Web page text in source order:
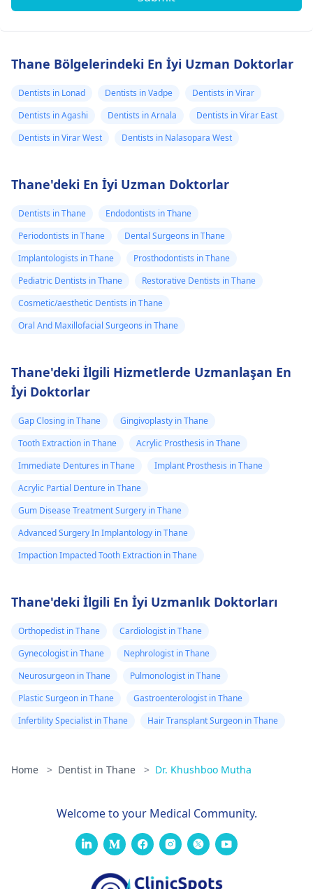
Thane Bölgelerindeki En İyi Uzman Doktorlar
Dentists in Lonad Dentists in Vadpe
Dentists in Virar
Dentists in Agashi
Dentists in Arnala
Dentists in Virar East
Dentists in Virar West
Dentists in Nalasopara West
Thane'deki En İyi Uzman Doktorlar
Dentists in Thane
Endodontists in Thane
Periodontists in Thane
Dental Surgeons in Thane
Implantologists in Thane
Prosthodontists in Thane
Pediatric Dentists in Thane
Restorative Dentists in Thane
Cosmetic/aesthetic Dentists in Thane
Oral And Maxillofacial Surgeons in Thane
Thane'deki İlgili Hizmetlerde Uzmanlaşan En
İyi Doktorlar
Gap Closing in Thane
Gingivoplasty in Thane
Tooth Extraction in Thane
Acrylic Prosthesis in Thane
Immediate Dentures in Thane
Implant Prosthesis in Thane
Acrylic Partial Denture in Thane
Gum Disease Treatment Surgery in Thane
Advanced Surgery In Implantology in Thane
Impaction Impacted Tooth Extraction in Thane
Thane'deki İlgili En İyi Uzmanlık Doktorları
Orthopedist in Thane
Cardiologist in Thane
Gynecologist in Thane
Nephrologist in Thane
Neurosurgeon in Thane
Pulmonologist in Thane
Plastic Surgeon in Thane
Gastroenterologist in Thane
Infertility Specialist in Thane
Hair Transplant Surgeon in Thane
Home > Dentist in Thane > Dr. Khushboo Mutha
Welcome to your Medical Community.